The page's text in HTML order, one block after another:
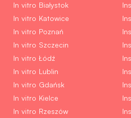
In vitro Białystok
In vitro Katowice
In vitro Poznań
In vitro Szczecin
In vitro Łódź
In vitro Lublin
In vitro Gdańsk
In vitro Kielce
In vitro Rzeszów